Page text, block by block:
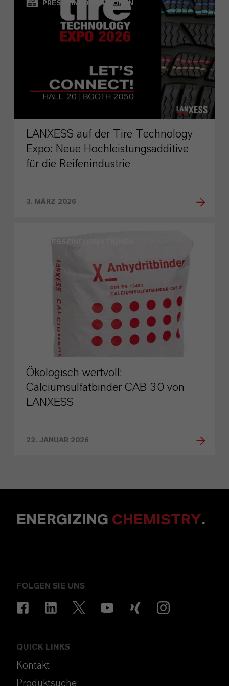
PRESSEINFORMATIONEN
LANXESS auf der Tire Technology
Expo: Neue Hochleistungsadditive
für die Reifenindustrie
3. MÄRZ 2026
Ökologisch wertvoll:
Calciumsulfatbinder CAB 30 von
LANXESS
22. JANUAR 2026
ENERGIZING CHEMISTRY.
FOLGEN SIE UNS
QUICK LINKS
Kontakt
Produktsuche